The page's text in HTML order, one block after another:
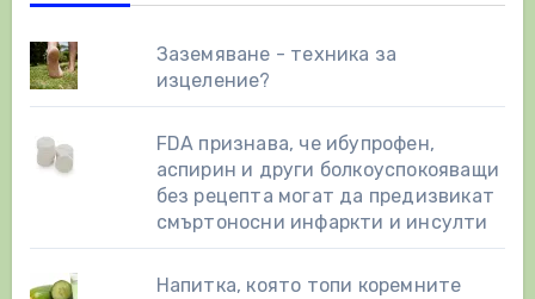
Заземяване - техника за
изцеление?
FDA признава, че ибупрофен,
аспирин и други болкоуспокояващи
без рецепта могат да предизвикат
смъртоносни инфаркти и инсулти
Напитка, която топи коремните